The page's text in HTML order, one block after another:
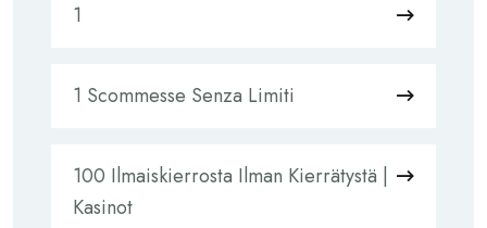
1
1 Scommesse Senza Limiti
100 Ilmaiskierrosta Ilman Kierrätystä |
Kasinot